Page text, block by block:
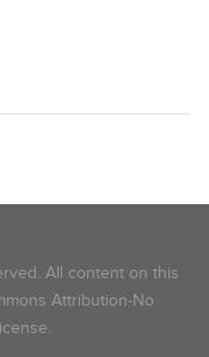
All content on this
Attribution-No